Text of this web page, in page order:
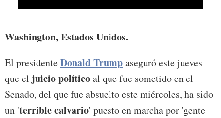
Washington, Estados Unidos.
El presidenteDonald Trumpaseguró este jueves
que el juicio políticoal que fue sometido en el
Senado, del que fue absuelto este miércoles, ha sido
un 'terrible calvario' puesto en marcha por 'gente